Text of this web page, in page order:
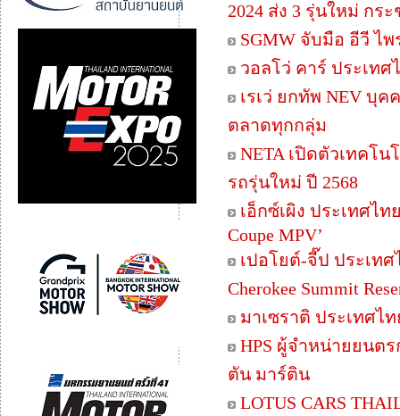
2024 ส่ง 3 รุ่นใหม่ กร
SGMW จับมือ อีวี ไพ
วอลโว่ คาร์ ประเท
เรเว่ ยกทัพ NEV บุ
ตลาดทุกกลุ่ม
NETA เปิดตัวเทคโ
รถรุ่นใหม่ ปี 2568
เอ็กซ์เผิง ประเทศไ
Coupe MPV’
เปอโยต์-จี๊ป ประเทศ
Cherokee Summit
มาเซราติ ประเทศไ
HPS ผู้จำหน่ายยนต
ตัน มาร์ติน
LOTUS CARS